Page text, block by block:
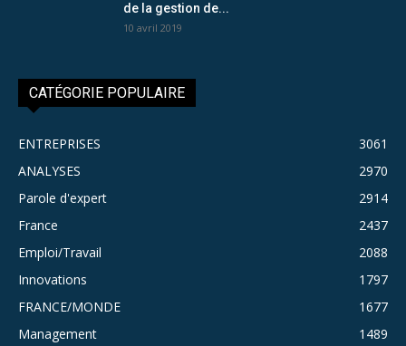
de la gestion de...
10 avril 2019
CATÉGORIE POPULAIRE
ENTREPRISES
3061
ANALYSES
2970
Parole d'expert
2914
France
2437
Emploi/Travail
2088
Innovations
1797
FRANCE/MONDE
1677
Management
1489